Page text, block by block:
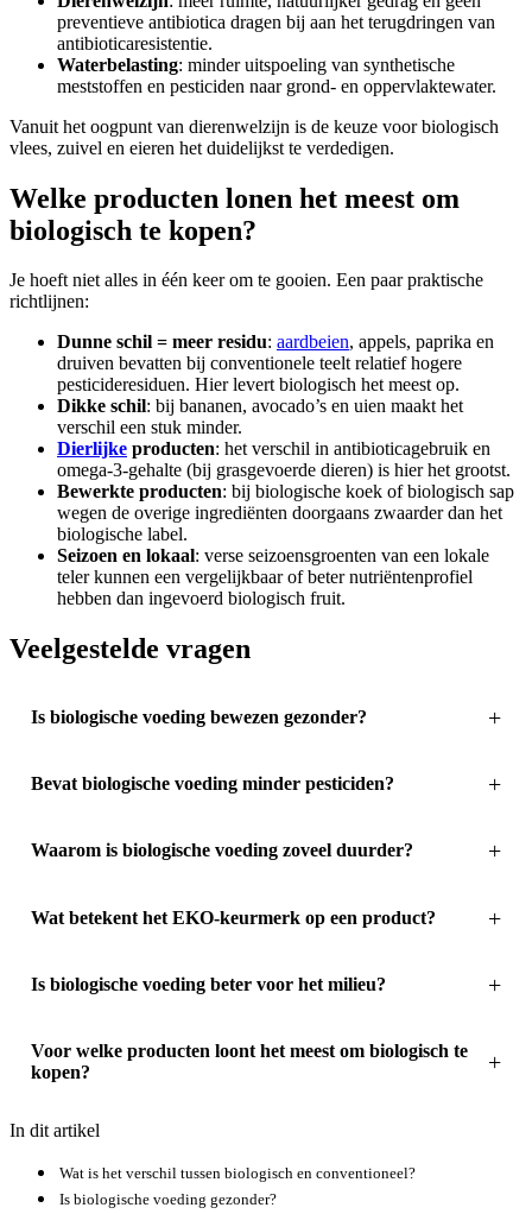
preventieve antibiotica dragen bij aan het terugdringen van
antibioticaresistentie.
Waterbelasting: minder uitspoeling van synthetische
meststoffen en pesticiden naar grond- en oppervlaktewater.
Vanuit het oogpunt van dierenwelzijn is de keuze voor biologisch
vlees, zuivel en eieren het duidelijkst te verdedigen.
Welke producten lonen het meest om
biologisch te kopen?
Je hoeft niet alles in één keer om te gooien. Een paar praktische
richtlijnen:
Dunne schil = meer residu: aardbeien, appels, paprika en
druiven bevatten bij conventionele teelt relatief hogere
pesticideresiduen. Hier levert biologisch het meest op.
Dikke schil: bij bananen, avocado’s en uien maakt het
verschil een stuk minder.
Dierlijke producten: het verschil in antibioticagebruik en
omega-3-gehalte (bij grasgevoerde dieren) is hier het grootst.
Bewerkte producten: bij biologische koek of biologisch sap
wegen de overige ingrediënten doorgaans zwaarder dan het
biologische label.
Seizoen en lokaal: verse seizoensgroenten van een lokale
teler kunnen een vergelijkbaar of beter nutriëntenprofiel
hebben dan ingevoerd biologisch fruit.
Veelgestelde vragen
Is biologische voeding bewezen gezonder?
Bevat biologische voeding minder pesticiden?
Waarom is biologische voeding zoveel duurder?
Wat betekent het EKO-keurmerk op een product?
Is biologische voeding beter voor het milieu?
Voor welke producten loont het meest om biologisch te
kopen?
In dit artikel
Wat is het verschil tussen biologisch en conventioneel?
Is biologische voeding gezonder?